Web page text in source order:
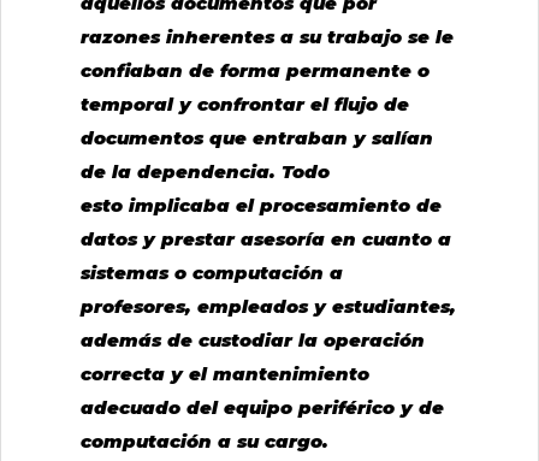
razones inherentes a su trabajo se le
confiaban de forma permanente o
temporal y confrontar el flujo de
documentos que entraban y salían
de la dependencia. Todo
esto implicaba el procesamiento de
datos y prestar asesoría en cuanto a
sistemas o computación a
profesores, empleados y estudiantes,
además de custodiar la operación
correcta y el mantenimiento
adecuado del equipo periférico y de
computación a su cargo.